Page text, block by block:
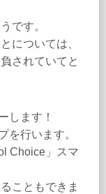
です。
については、
されていてと
します！
を行います。
Choice」スマ
こともできま